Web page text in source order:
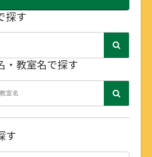
探す
・教室名で探す
す